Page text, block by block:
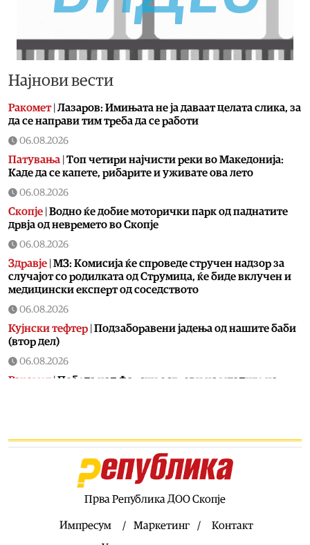
Најнови вести
Ракомет| Лазаров: Имињата не ја даваат целата слика, за
да се направи тим треба да се работи
06.08.2026
Патувања Топ четири најчисти реки во Македонија:
Каде да се капете, рибарите и уживате ова лето
06.08.2026
Скопје Водно ќе добие моторички парк од паднатите
дрвја од невремето во Скопје
06.08.2026
Здравје МЗ: Комисија ќе спроведе стручен надзор за
случајот со родилката од Струмица, ќе биде вклучен и
медицински експерт од соседството
06.08.2026
Кујнски тефтер Подзаборавени јадења од нашите баби
(втор дел)
06.08.2026
Ракомет |Победа над Фарски острови на младите на
Ал Арабија: Иран и Оман ја усогласија рамката за
отворање на Ормуската Теснина
Грците спречиле во Нови Сад да се постави
Прва Република ДОО Скопје
Импресум Маркетинг
Контакт